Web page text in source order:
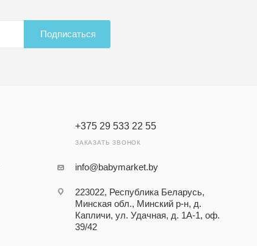
Подписаться
+375 29 533 22 55
ЗАКАЗАТЬ ЗВОНОК
info@babymarket.by
223022, Республика Беларусь,
Минская обл., Минский р-н, д.
Капличи, ул. Удачная, д. 1А-1, оф.
39/42